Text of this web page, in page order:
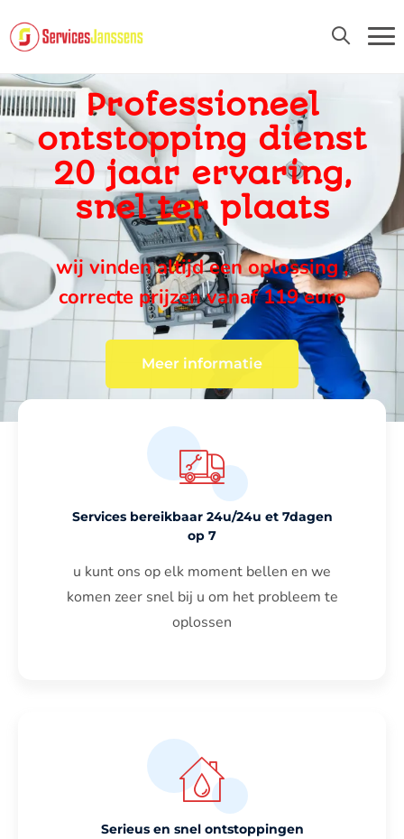
Professioneel
ontstopping dienst
20 jaar ervaring,
snel ter plaats
wij vinden altijd een oplossing ,
correcte prijzen vanaf 119 euro
Meer informatie
Services bereikbaar 24u/24u et 7dagen
op 7
u kunt ons op elk moment bellen en we
komen zeer snel bij u om het probleem te
oplossen
Serieus en snel ontstoppingen